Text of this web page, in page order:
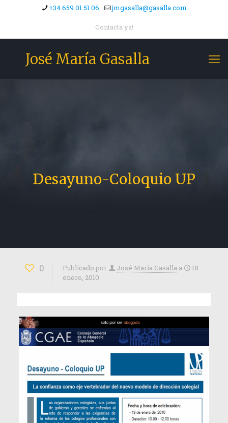
+34.659.01.51.06 jmgasalla@gasalla.com
Contacta ya!
José María Gasalla
Desayuno-Coloquio UP
0 Publicado por José María Gasalla a
18
enero, 2010